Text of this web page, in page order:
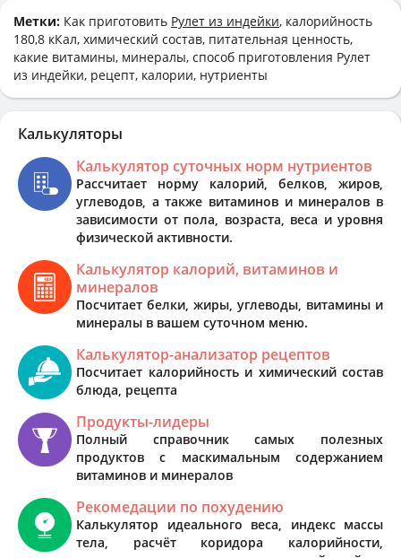
Метки: Как приготовить Рулет из индейки, калорийность
180,8 кКал, химический состав, питательная ценность,
какие витамины, минералы, способ приготовления Рулет
из индейки, рецепт, калории, нутриенты
Калькуляторы
Калькулятор суточных норм нутриентов
Рассчитает норму калорий, белков, жиров,
углеводов, а также витаминов и минералов в
зависимости от пола, возраста, веса и уровня
физической активности.
Калькулятор калорий, витаминов и
минералов
Посчитает белки, жиры, углеводы, витамины и
минералы в вашем суточном меню.
Калькулятор-анализатор рецептов
Посчитает калорийность и химический состав
блюда, рецепта
Продукты-лидеры
Полный справочник самых полезных
продуктов с маскимальным содержанием
витаминов и минералов
Рекомедации по похудению
Калькулятор идеального веса, индекс массы
тела, расчёт коридора калорийности,